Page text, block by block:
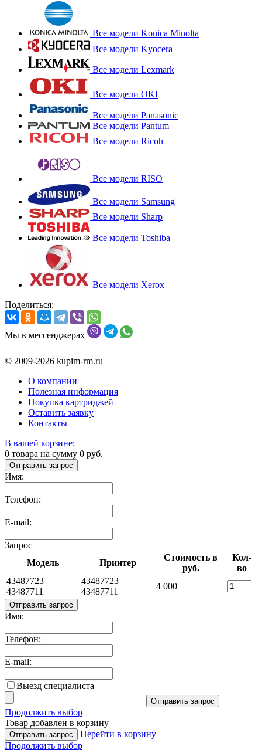
Все модели Konica Minolta
Все модели Kyocera
Все модели Lexmark
Все модели OKI
Все модели Panasonic
Все модели Pantum
Все модели Ricoh
Все модели RISO
Все модели Samsung
Все модели Sharp
Все модели Toshiba
Все модели Xerox
Поделиться:
Мы в мессенджерах
© 2009-2026 kupim-rm.ru
О компании
Полезная информация
Покупка картриджей
Оставить заявку
Контакты
В вашей корзине:
0 товара на сумму 0 руб.
Отправить запрос
Имя:
Телефон:
E-mail:
Запрос
Модель
Принтер
Стоимость в
руб.
Кол-
во
43487723
43487711
43487723
43487711
4 000
Отправить запрос
Имя:
Телефон:
E-mail:
Выезд специалиста
Отправить запрос
Продолжить выбор
Товар добавлен в корзину
Отправить запрос
Перейти в корзину
Продолжить выбор